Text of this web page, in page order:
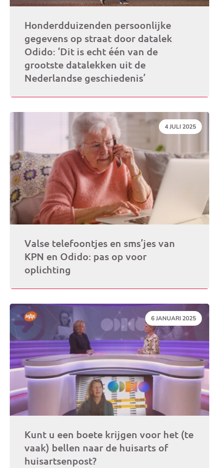
Honderdduizenden persoonlijke
gegevens op straat door datalek
Odido: ‘Dit is echt één van de
grootste datalekken uit de
Nederlandse geschiedenis’
DATUM:
4 JULI 2025
Valse telefoontjes en sms’jes van
KPN en Odido: pas op voor
oplichting
DATUM:
6 JANUARI 2025
Kunt u een boete krijgen voor het (te
vaak) bellen naar de huisarts of
huisartsenpost?